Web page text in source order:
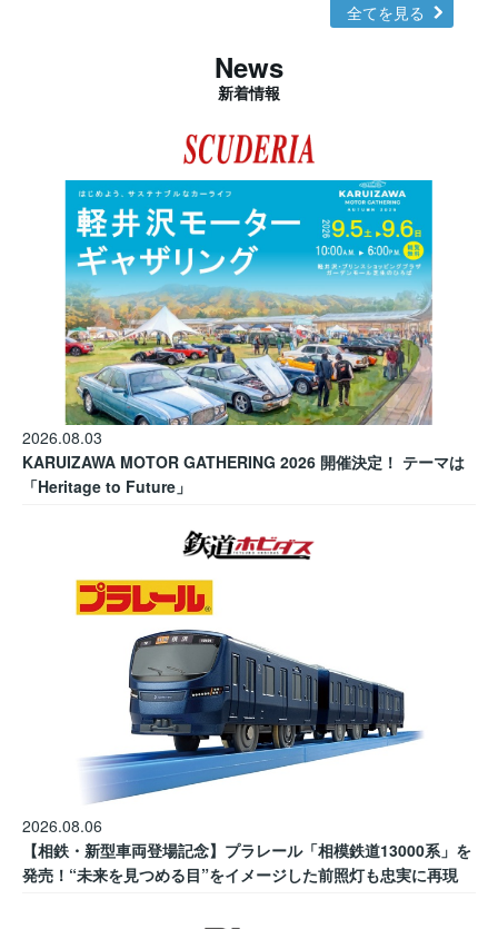
全てを見る
News
新着情報
2026.08.03
KARUIZAWA MOTOR GATHERING 2026 開催決定！ テーマは
「Heritage to Future」
2026.08.06
【相鉄・新型車両登場記念】プラレール「相模鉄道13000系」を
発売！“未来を見つめる目”をイメージした前照灯も忠実に再現